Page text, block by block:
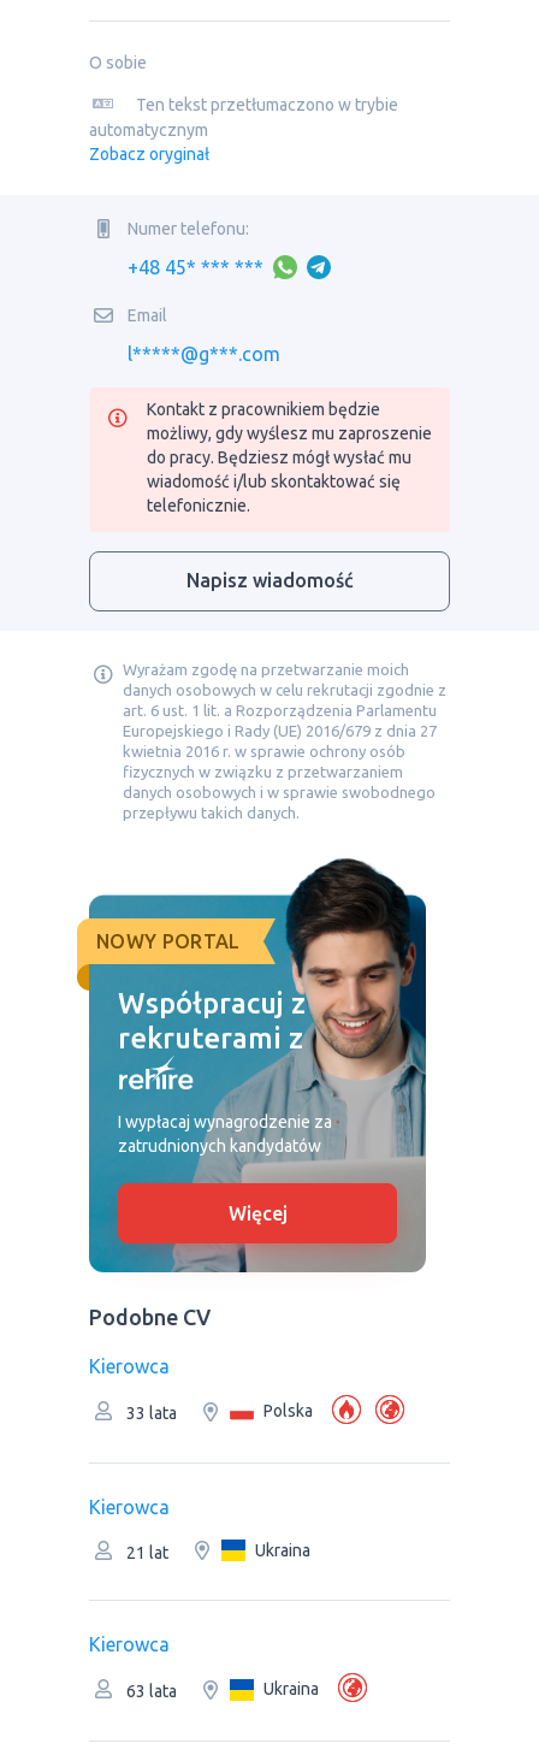
O sobie
Ten tekst przetłumaczono w trybie
automatycznym
Zobacz oryginał
Numer telefonu:
+48 45* *** ***
Email
l*****@g***.com
Kontakt z pracownikiem będzie
możliwy, gdy wyślesz mu zaproszenie
do pracy. Będziesz mógł wysłać mu
wiadomość i/lub skontaktować się
telefonicznie.
Napisz wiadomość
Wyrażam zgodę na przetwarzanie moich
danych osobowych w celu rekrutacji zgodnie z
art. 6 ust. 1 lit. a Rozporządzenia Parlamentu
Europejskiego i Rady (UE) 2016/679 z dnia 27
kwietnia 2016 r. w sprawie ochrony osób
fizycznych w związku z przetwarzaniem
danych osobowych i w sprawie swobodnego
przepływu takich danych.
NOWY PORTAL
Współpracuj z
rekruterami z
I wypłacaj wynagrodzenie za
zatrudnionych kandydatów
Więcej
Podobne CV
Kierowca
33 lata Polska
Kierowca
21 lat Ukraina
Kierowca
63 lata Ukraina